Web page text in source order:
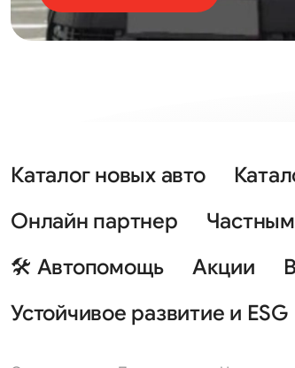
Каталог новых авто
Онлайн партнер
🛠 Автопомощь
Акции
Устойчивое развитие и ESG